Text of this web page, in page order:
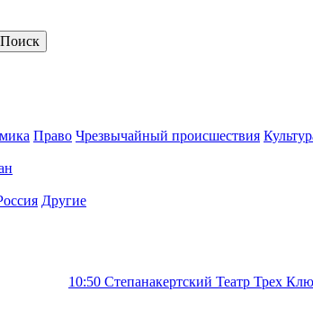
Право Чрезвычайный происшествия
Другие
Степанакертский Театр Трех Ключей